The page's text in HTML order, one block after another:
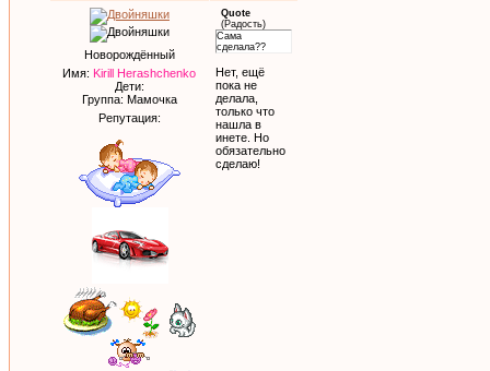
Новорождённый
Имя: Kirill Herashchenko
Дети:
Группа: Мамочка
Репутация:
Quote
(Радость)
Сама
сделала??
Нет, ещё
пока не
делала,
только что
нашла в
инете. Но
обязательно
сделаю!